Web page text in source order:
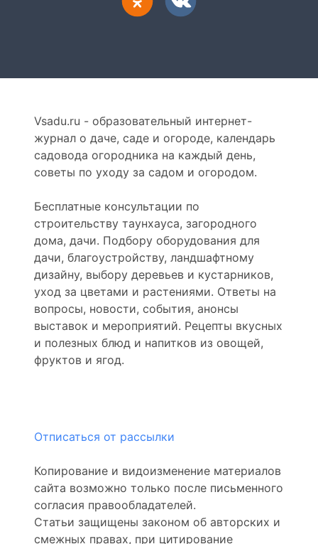
Vsadu.ru - образовательный интернет-
журнал о даче, саде и огороде, календарь
садовода огородника на каждый день,
советы по уходу за садом и огородом.
Бесплатные консультации по
строительству таунхауса, загородного
дома, дачи. Подбору оборудования для
дачи, благоустройству, ландшафтному
дизайну, выбору деревьев и кустарников,
уход за цветами и растениями. Ответы на
вопросы, новости, события, анонсы
выставок и мероприятий. Рецепты вкусных
и полезных блюд и напитков из овощей,
фруктов и ягод.
Отписаться от рассылки
Копирование и видоизменение материалов
сайта возможно только после письменного
согласия правообладателей.
Статьи защищены законом об авторских и
смежных правах, при цитирование